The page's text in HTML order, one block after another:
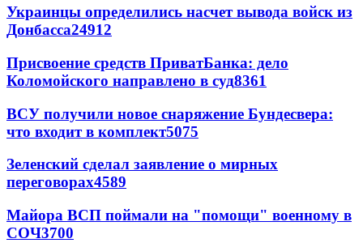
Украинцы определились насчет вывода войск из
Донбасса24912
Присвоение средств ПриватБанка: дело
Коломойского направлено в суд8361
ВСУ получили новое снаряжение Бундесвера:
что входит в комплект5075
Зеленский сделал заявление о мирных
переговорах4589
Майора ВСП поймали на "помощи" военному в
СОЧ3700